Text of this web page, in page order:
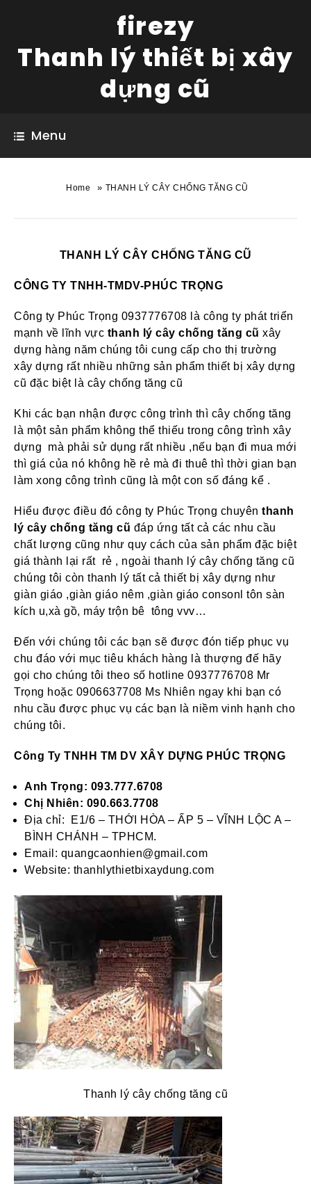
firezy
Thanh lý thiết bị xây
dựng cũ
Menu
Home » THANH LÝ CÂY CHỐNG TĂNG CŨ
THANH LÝ CÂY CHỐNG TĂNG CŨ
CÔNG TY TNHH-TMDV-PHÚC TRỌNG
Công ty Phúc Trọng 0937776708 là công ty phát triển
mạnh về lĩnh vực thanh lý cây chống tăng cũ xây
dựng hàng năm chúng tôi cung cấp cho thị trường
xây dựng rất nhiều những sản phẩm thiết bị xây dựng
cũ đặc biệt là cây chống tăng cũ
Khi các bạn nhận được công trình thì cây chống tăng
là một sản phẩm không thể thiếu trong công trình xây
dựng mà phải sử dụng rất nhiều ,nếu bạn đi mua mới
thì giá của nó không hề rẻ mà đi thuê thì thời gian bạn
làm xong công trình cũng là một con số đáng kể .
Hiểu được điều đó công ty Phúc Trọng chuyên thanh
lý cây chống tăng cũ đáp ứng tất cả các nhu cầu
chất lượng cũng như quy cách của sản phẩm đặc biệt
giá thành lại rất rẻ , ngoài thanh lý cây chống tăng cũ
chúng tôi còn thanh lý tất cả thiết bị xây dựng như
giàn giáo ,giàn giáo nêm ,giàn giáo consonl tôn sàn
kích u,xà gồ, máy trộn bê tông vvv…
Đến với chúng tôi các bạn sẽ được đón tiếp phục vụ
chu đáo với mục tiêu khách hàng là thượng đế hãy
gọi cho chúng tôi theo số hotline 0937776708 Mr
Trọng hoặc 0906637708 Ms Nhiên ngay khi bạn có
nhu cầu được phục vụ các bạn là niềm vinh hạnh cho
chúng tôi.
Công Ty TNHH TM DV XÂY DỰNG PHÚC TRỌNG
Anh Trọng: 093.777.6708
Chị Nhiên: 090.663.7708
Địa chỉ: E1/6 – THỚI HÒA – ẤP 5 – VĨNH LỘC A –
BÌNH CHÁNH – TPHCM.
Email: quangcaonhien@gmail.com
Website: thanhlythietbixaydung.com
Thanh lý cây chống tăng cũ